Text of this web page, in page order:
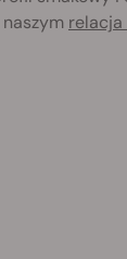
relacja